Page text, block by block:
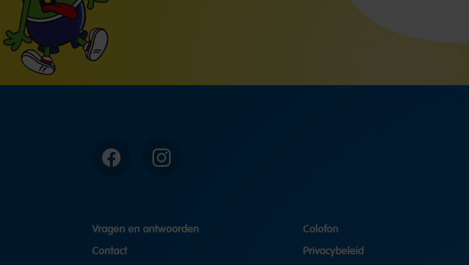
Facebook Instagram
Vragen en antwoorden
Contact
Colofon
Privacybeleid